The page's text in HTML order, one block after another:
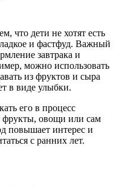
что дети не хотят есть
и фастфуд. Важный
завтрака и
можно использовать
из фруктов и сыра
в виде улыбки.
его в процесс
фрукты, овощи или сам
повышает интерес и
с ранних лет.